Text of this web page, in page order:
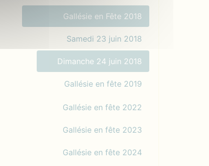
Gallésie en Fête 2018
Samedi 23 juin 2018
Dimanche 24 juin 2018
Gallésie en fête 2019
Gallésie en fête 2022
Gallésie en fête 2023
Gallésie en fête 2024